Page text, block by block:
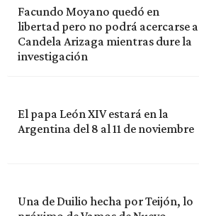
Facundo Moyano quedó en
libertad pero no podrá acercarse a
Candela Arizaga mientras dure la
investigación
El papa León XIV estará en la
Argentina del 8 al 11 de noviembre
Una de Duilio hecha por Teijón, lo